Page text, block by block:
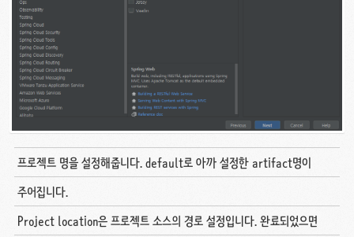
프로젝트 명을 설정해줍니다. default로 아까 설정한 artifact명이
주어집니다.
Project location은 프로젝트 소스의 경로 설정입니다. 완료되었으면